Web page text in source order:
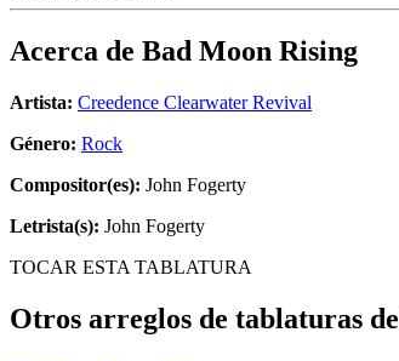
Acerca de Bad Moon Rising
Artista: Creedence Clearwater Revival
Género: Rock
Compositor(es): John Fogerty
Letrista(s): John Fogerty
TOCAR ESTA TABLATURA
Otros arreglos de tablaturas de